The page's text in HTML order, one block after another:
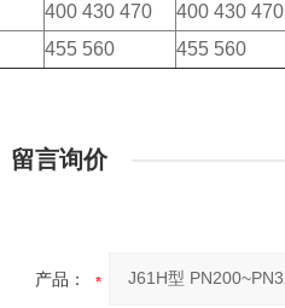
400 430 470 400 430 470
455 560 455 560
留言询价
产品：